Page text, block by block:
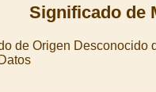
Significado de
de Origen Desconocido